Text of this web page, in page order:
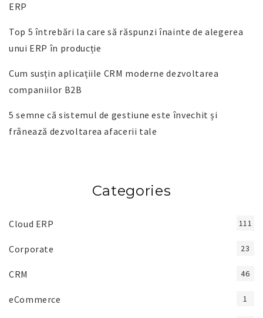
ERP
Top 5 întrebări la care să răspunzi înainte de alegerea
unui ERP în producție
Cum susțin aplicațiile CRM moderne dezvoltarea
companiilor B2B
5 semne că sistemul de gestiune este învechit și
frânează dezvoltarea afacerii tale
Categories
Cloud ERP 111
Corporate 23
CRM 46
eCommerce 1